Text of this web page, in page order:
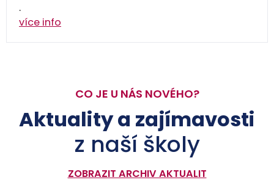
.
více info
CO JE U NÁS NOVÉHO?
Aktuality a zajímavosti
z naší školy
ZOBRAZIT ARCHIV AKTUALIT